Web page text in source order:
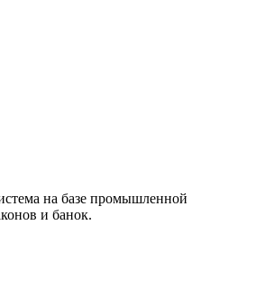
на базе промышленной
и банок.